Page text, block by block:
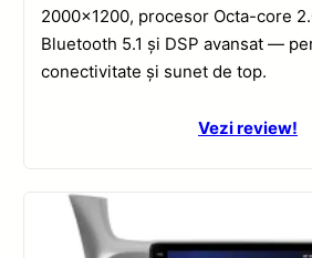
2000×1200, procesor Octa-core
Bluetooth 5.1 și DSP avansat —
conectivitate și sunet de top.
Vezi review!